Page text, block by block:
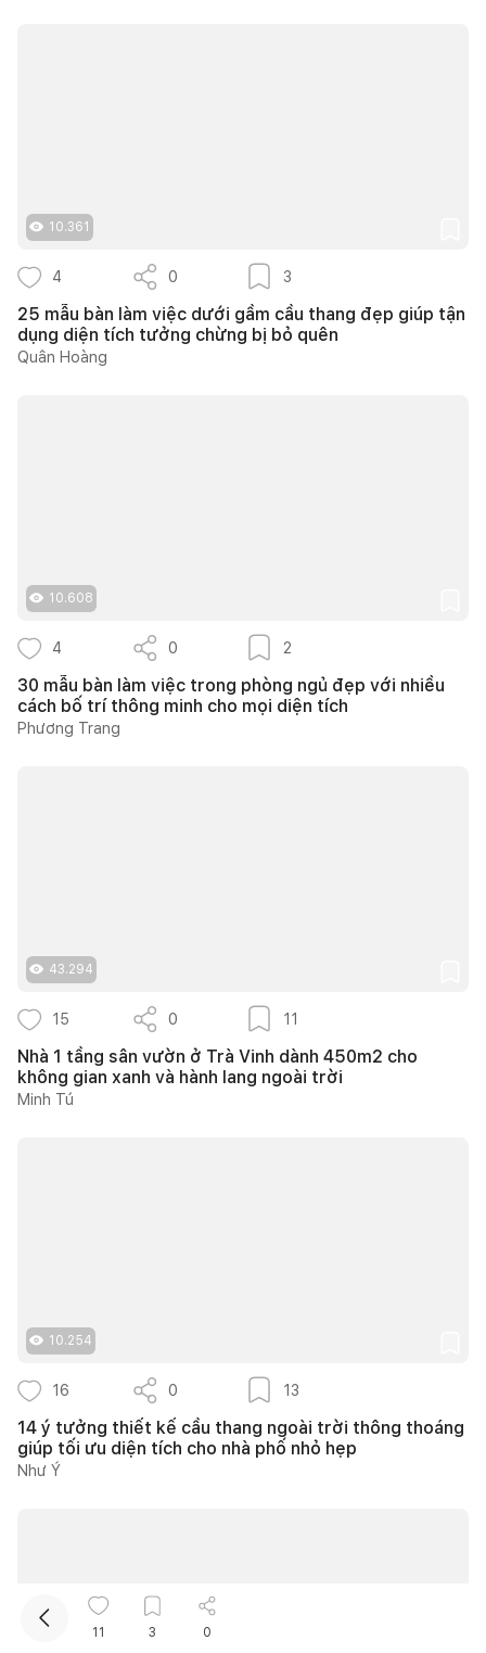
10.361
4 0 3
25 mẫu bàn làm việc dưới gầm cầu thang đẹp giúp tận
dụng diện tích tưởng chừng bị bỏ quên
Quân Hoàng
10.608
4 0 2
30 mẫu bàn làm việc trong phòng ngủ đẹp với nhiều
cách bố trí thông minh cho mọi diện tích
Phương Trang
43.294
15 0 11
Nhà 1 tầng sân vườn ở Trà Vinh dành 450m2 cho
không gian xanh và hành lang ngoài trời
Minh Tú
10.254
16 0 13
14 ý tưởng thiết kế cầu thang ngoài trời thông thoáng
giúp tối ưu diện tích cho nhà phố nhỏ hẹp
Như Ý
11 3 0
Kết nối thiết kế, thi công
Mua sắm hoàn thiện nhà